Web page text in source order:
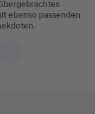
ebenso passenden